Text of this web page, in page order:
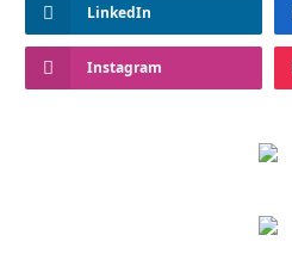
LinkedIn
Instagram